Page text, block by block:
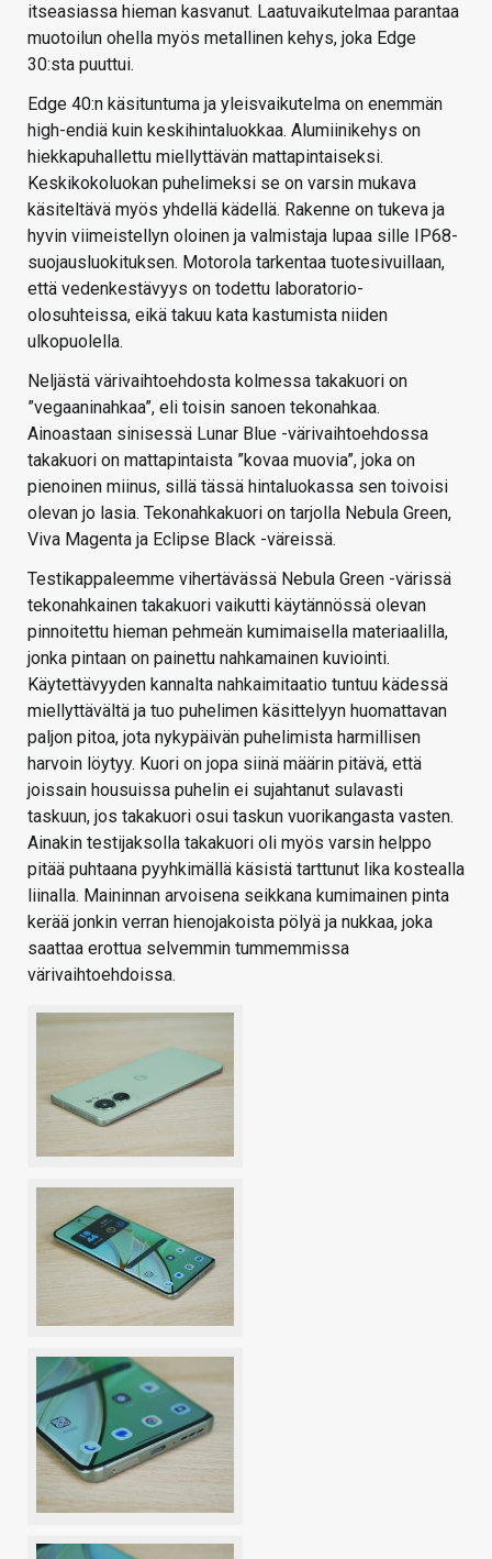
itseasiassa hieman kasvanut. Laatuvaikutelmaa parantaa
muotoilun ohella myös metallinen kehys, joka Edge
30:sta puuttui.
Edge 40:n käsituntuma ja yleisvaikutelma on enemmän
high-endiä kuin keskihintaluokkaa. Alumiinikehys on
hiekkapuhallettu miellyttävän mattapintaiseksi.
Keskikokoluokan puhelimeksi se on varsin mukava
käsiteltävä myös yhdellä kädellä. Rakenne on tukeva ja
hyvin viimeistellyn oloinen ja valmistaja lupaa sille IP68-
suojausluokituksen. Motorola tarkentaa tuotesivuillaan,
että vedenkestävyys on todettu laboratorio-
olosuhteissa, eikä takuu kata kastumista niiden
ulkopuolella.
Neljästä värivaihtoehdosta kolmessa takakuori on
”vegaaninahkaa”, eli toisin sanoen tekonahkaa.
Ainoastaan sinisessä Lunar Blue -värivaihtoehdossa
takakuori on mattapintaista ”kovaa muovia”, joka on
pienoinen miinus, sillä tässä hintaluokassa sen toivoisi
olevan jo lasia. Tekonahkakuori on tarjolla Nebula Green,
Viva Magenta ja Eclipse Black -väreissä.
Testikappaleemme vihertävässä Nebula Green -värissä
tekonahkainen takakuori vaikutti käytännössä olevan
pinnoitettu hieman pehmeän kumimaisella materiaalilla,
jonka pintaan on painettu nahkamainen kuviointi.
Käytettävyyden kannalta nahkaimitaatio tuntuu kädessä
miellyttävältä ja tuo puhelimen käsittelyyn huomattavan
paljon pitoa, jota nykypäivän puhelimista harmillisen
harvoin löytyy. Kuori on jopa siinä määrin pitävä, että
joissain housuissa puhelin ei sujahtanut sulavasti
taskuun, jos takakuori osui taskun vuorikangasta vasten.
Ainakin testijaksolla takakuori oli myös varsin helppo
pitää puhtaana pyyhkimällä käsistä tarttunut lika kostealla
liinalla. Maininnan arvoisena seikkana kumimainen pinta
kerää jonkin verran hienojakoista pölyä ja nukkaa, joka
saattaa erottua selvemmin tummemmissa
värivaihtoehdoissa.